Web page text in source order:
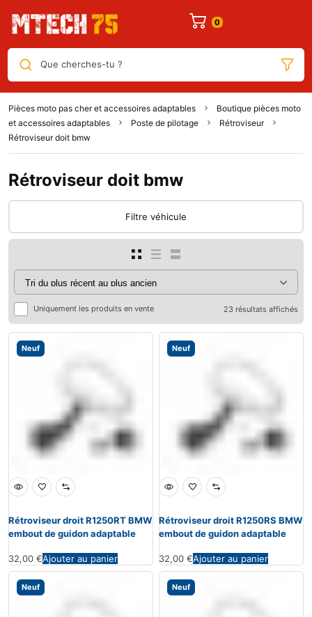
Que cherches-tu ?
Pièces moto pas cher et accessoires adaptables
Boutique pièces moto
et accessoires adaptables
Poste de pilotage
Rétroviseur
Rétroviseur doit bmw
Rétroviseur doit bmw
Filtre véhicule
Uniquement les produits en vente 23 résultats affichés
Neuf
Rétroviseur droit R1250RT BMW
embout de guidon adaptable
32,00 €Ajouter au panier
Neuf
Rétroviseur droit R1250RS BMW
embout de guidon adaptable
32,00 €Ajouter au panier
Neuf Neuf